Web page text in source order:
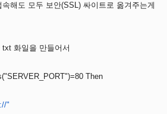
해도 모두 보안(SSL) 싸이트로 옮겨주는게
화일을 만들어서
Then
"